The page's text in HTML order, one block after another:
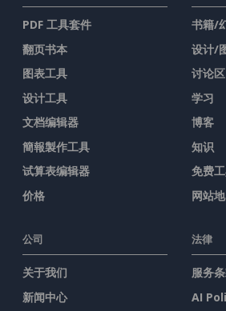
PDF 工具套件
翻页书本
图表工具
设计工具
文档编辑器
簡報製作工具
试算表编辑器
价格
书籍/
设计/
讨论区
学习
博客
知识
免费
网站
公司
关于我们
新闻中心
法律
服务
AI